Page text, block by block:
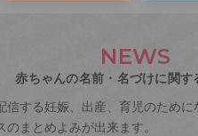
NEWS
赤ちゃんの名前・名づけに関す
信する妊娠、出産、育児のため
まとめよみが出来ます。